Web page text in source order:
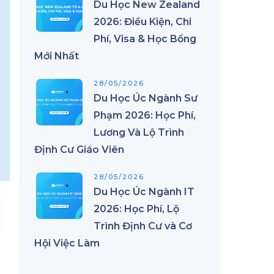
Du Học New Zealand
2026: Điều Kiện, Chi
Phí, Visa & Học Bổng
Mới Nhất
28/05/2026
Du Học Úc Ngành Sư
Phạm 2026: Học Phí,
Lương Và Lộ Trình
Định Cư Giáo Viên
28/05/2026
Du Học Úc Ngành IT
2026: Học Phí, Lộ
Trình Định Cư và Cơ
Hội Việc Làm